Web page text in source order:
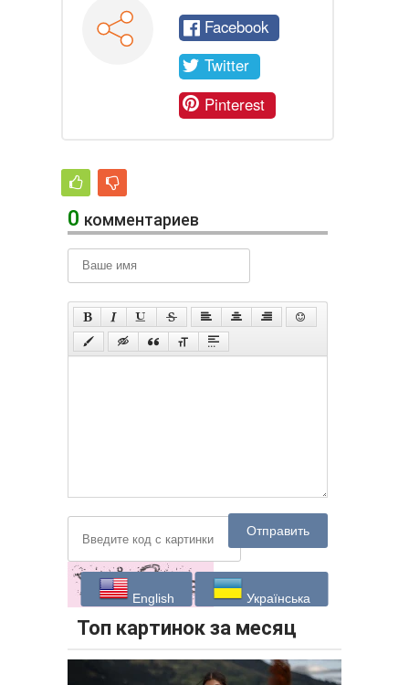
Facebook
Twitter
Pinterest
0 комментариев
Отправить
English Українська
Топ картинок за месяц